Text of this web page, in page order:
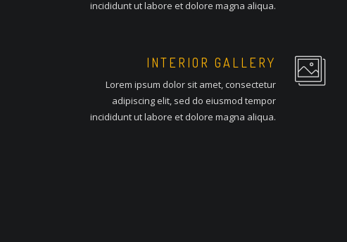
incididunt ut labore et dolore magna aliqua.
INTERIOR GALLERY
Lorem ipsum dolor sit amet, consectetur
adipiscing elit, sed do eiusmod tempor
incididunt ut labore et dolore magna aliqua.